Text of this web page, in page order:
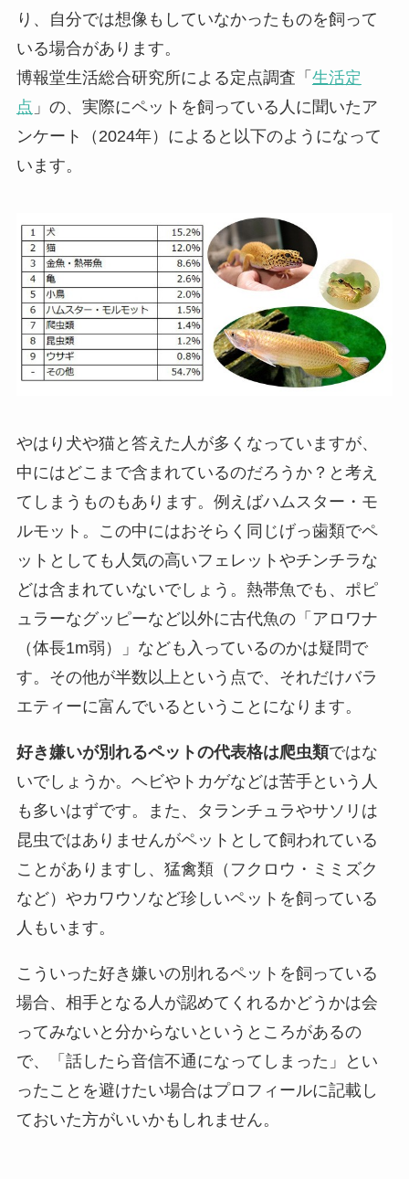
り、自分では想像もしていなかったものを飼って
いる場合があります。
博報堂生活総合研究所による定点調査「 生活定
点 」の、実際にペットを飼っている人に聞いたア
ンケート（2024年）によると以下のようになって
います。
やはり犬や猫と答えた人が多くなっていますが、
中にはどこまで含まれているのだろうか？と考え
てしまうものもあります。例えばハムスター・モ
ルモット。この中にはおそらく同じげっ歯類でペ
ットとしても人気の高いフェレットやチンチラな
どは含まれていないでしょう。熱帯魚でも、ポピ
ュラーなグッピーなど以外に古代魚の「アロワナ
（体長1m弱）」なども入っているのかは疑問で
す。その他が半数以上という点で、それだけバラ
エティーに富んでいるということになります。
好き嫌いが別れるペットの代表格は爬虫類ではな
いでしょうか。ヘビやトカゲなどは苦手という人
も多いはずです。また、タランチュラやサソリは
昆虫ではありませんがペットとして飼われている
ことがありますし、猛禽類（フクロウ・ミミズク
など）やカワウソなど珍しいペットを飼っている
人もいます。
こういった好き嫌いの別れるペットを飼っている
場合、相手となる人が認めてくれるかどうかは会
ってみないと分からないというところがあるの
で、「話したら音信不通になってしまった」とい
ったことを避けたい場合はプロフィールに記載し
ておいた方がいいかもしれません。